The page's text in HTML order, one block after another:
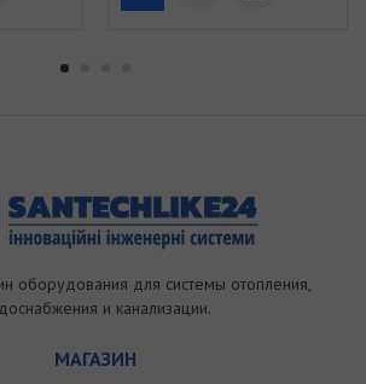
оборудования для системы отопления,
и канализации.
МАГАЗИН